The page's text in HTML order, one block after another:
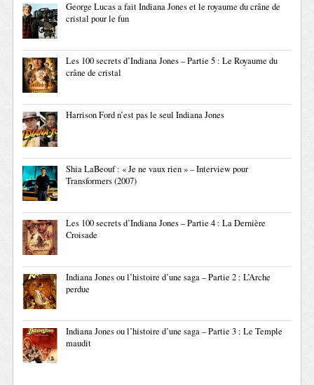
George Lucas a fait Indiana Jones et le royaume du crâne de
cristal pour le fun
Les 100 secrets d’Indiana Jones – Partie 5 : Le Royaume du
crâne de cristal
Harrison Ford n’est pas le seul Indiana Jones
Shia LaBeouf : « Je ne vaux rien » – Interview pour
Transformers (2007)
Les 100 secrets d’Indiana Jones – Partie 4 : La Dernière
Croisade
Indiana Jones ou l’histoire d’une saga – Partie 2 : L’Arche
perdue
Indiana Jones ou l’histoire d’une saga – Partie 3 : Le Temple
maudit